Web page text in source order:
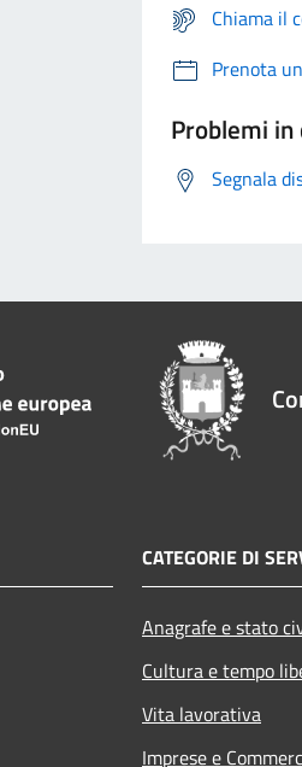
Chiama il
Prenota
Problemi
Segnala
CATEGORIE DI
Anagrafe e stato
Cultura e tempo
Vita lavorativa
Imprese e